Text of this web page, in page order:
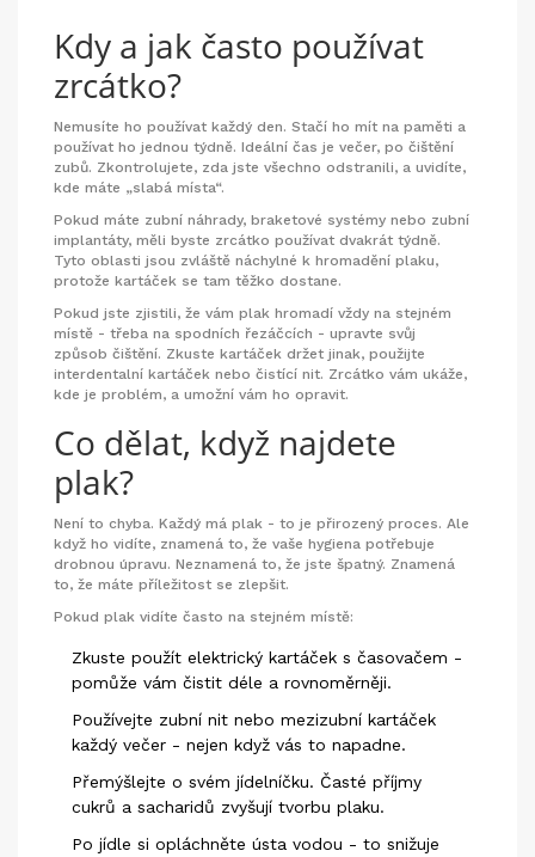
Kdy a jak často používat
zrcátko?
Nemusíte ho používat každý den. Stačí ho mít na paměti a
používat ho jednou týdně. Ideální čas je večer, po čištění
zubů. Zkontrolujete, zda jste všechno odstranili, a uvidíte,
kde máte „slabá místa“.
Pokud máte zubní náhrady, braketové systémy nebo zubní
implantáty, měli byste zrcátko používat dvakrát týdně.
Tyto oblasti jsou zvláště náchylné k hromadění plaku,
protože kartáček se tam těžko dostane.
Pokud jste zjistili, že vám plak hromadí vždy na stejném
místě - třeba na spodních řezáčcích - upravte svůj
způsob čištění. Zkuste kartáček držet jinak, použijte
interdentalní kartáček nebo čistící nit. Zrcátko vám ukáže,
kde je problém, a umožní vám ho opravit.
Co dělat, když najdete
plak?
Není to chyba. Každý má plak - to je přirozený proces. Ale
když ho vidíte, znamená to, že vaše hygiena potřebuje
drobnou úpravu. Neznamená to, že jste špatný. Znamená
to, že máte příležitost se zlepšit.
Pokud plak vidíte často na stejném místě:
Zkuste použít elektrický kartáček s časovačem -
pomůže vám čistit déle a rovnoměrněji.
Používejte zubní nit nebo mezizubní kartáček
každý večer - nejen když vás to napadne.
Přemýšlejte o svém jídelníčku. Časté příjmy
cukrů a sacharidů zvyšují tvorbu plaku.
Po jídle si opláchněte ústa vodou - to snižuje